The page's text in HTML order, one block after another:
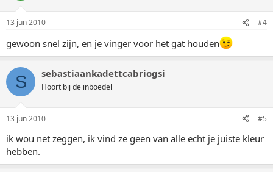
13 jun 2010 #4
gewoon snel zijn, en je vinger voor het gat houden
S sebastiaankadettcabriogsi
Hoort bij de inboedel
13 jun 2010 #5
ik wou net zeggen, ik vind ze geen van alle echt je juiste kleur
hebben.